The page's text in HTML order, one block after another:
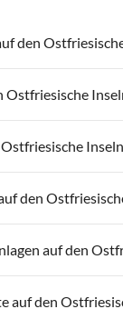
den
Ostfriesische
Inseln
den
auf den
auf den